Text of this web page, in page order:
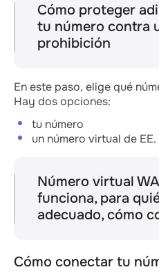
Cómo proteger
tu número contra
prohibición
Espera
de 1 hora, ve al
página con las
en Business
empresa
Se abrirá una
empresa → ve al
negocio" → "Estado
Si ves el estado
es cualquier otro
En este paso, elige qué
Hay dos opciones:
tu número
un número virtual de
Número virtual
funciona, para
adecuado, cómo
número.
Cómo conectar tu